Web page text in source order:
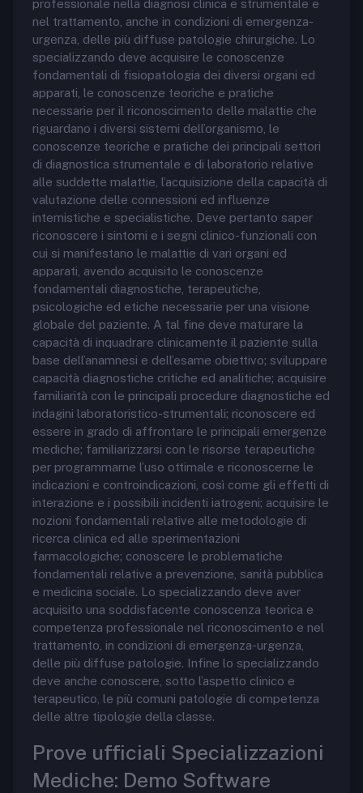
professionale nella diagnosi clinica e strumentale e
nel trattamento, anche in condizioni di emergenza-
urgenza, delle più diffuse patologie chirurgiche. Lo
specializzando deve acquisire le conoscenze
fondamentali di fisiopatologia dei diversi organi ed
apparati, le conoscenze teoriche e pratiche
necessarie per il riconoscimento delle malattie che
riguardano i diversi sistemi dell’organismo, le
conoscenze teoriche e pratiche dei principali settori
di diagnostica strumentale e di laboratorio relative
alle suddette malattie, l’acquisizione della capacità di
valutazione delle connessioni ed influenze
internistiche e specialistiche. Deve pertanto saper
riconoscere i sintomi e i segni clinico-funzionali con
cui si manifestano le malattie di vari organi ed
apparati, avendo acquisito le conoscenze
fondamentali diagnostiche, terapeutiche,
psicologiche ed etiche necessarie per una visione
globale del paziente. A tal fine deve maturare la
capacità di inquadrare clinicamente il paziente sulla
base dell’anamnesi e dell’esame obiettivo; sviluppare
capacità diagnostiche critiche ed analitiche; acquisire
familiarità con le principali procedure diagnostiche ed
indagini laboratoristico-strumentali; riconoscere ed
essere in grado di affrontare le principali emergenze
mediche; familiarizzarsi con le risorse terapeutiche
per programmarne l’uso ottimale e riconoscerne le
indicazioni e controindicazioni, così come gli effetti di
interazione e i possibili incidenti iatrogeni; acquisire le
nozioni fondamentali relative alle metodologie di
ricerca clinica ed alle sperimentazioni
farmacologiche; conoscere le problematiche
fondamentali relative a prevenzione, sanità pubblica
e medicina sociale. Lo specializzando deve aver
acquisito una soddisfacente conoscenza teorica e
competenza professionale nel riconoscimento e nel
trattamento, in condizioni di emergenza-urgenza,
delle più diffuse patologie. Infine lo specializzando
deve anche conoscere, sotto l’aspetto clinico e
terapeutico, le più comuni patologie di competenza
delle altre tipologie della classe.
Prove ufficiali Specializzazioni
Mediche: Demo Software